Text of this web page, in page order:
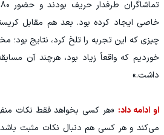
خاصی ایجاد کرده بود. بعد هم مقابل
چیزی که این تجربه را تلخ کرد، نتایج بود؛
خوردیم که واقعاً زیاد بود، هرچند آن
داشت.»
او ادامه داد: «هر کسی بخواهد فقط نکات منفی
می‌کند و هر کسی هم دنبال نکات مثبت